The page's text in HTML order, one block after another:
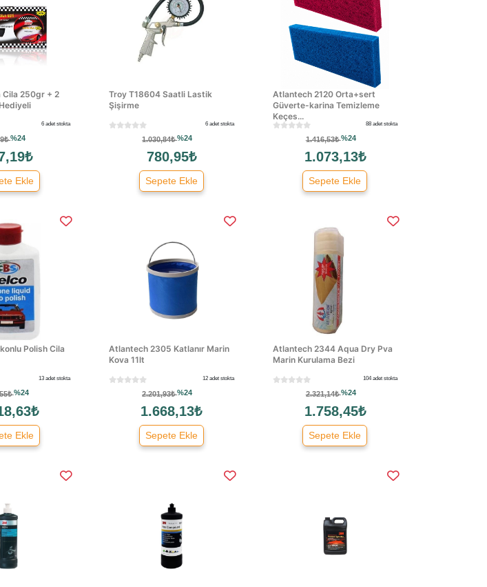
250gr + 2
6 adet stokta
%24
Ekle
Troy T18604 Saatli Lastik
Şişirme
6 adet stokta
1.030,84₺%24
780,95₺
Sepete Ekle
Atlantech 2120 Orta+sert
Güverte-karina Temizleme
Keçes...
88 adet stokta
1.416,53₺%24
1.073,13₺
Sepete Ekle
Polish Cila
13 adet stokta
%24
Ekle
Atlantech 2305 Katlanır Marin
Kova 11lt
12 adet stokta
2.201,93₺%24
1.668,13₺
Sepete Ekle
Atlantech 2344 Aqua Dry Pva
Marin Kurulama Bezi
104 adet stokta
2.321,14₺%24
1.758,45₺
Sepete Ekle